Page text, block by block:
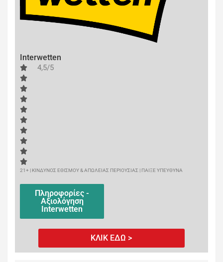
Interwetten
4,5/5
21+ | ΚΙΝΔΥΝΟΣ ΕΘΙΣΜΟΥ & ΑΠΩΛΕΙΑΣ ΠΕΡΙΟΥΣΙΑΣ | ΠΑΙΞΕ ΥΠΕΥΘΥΝΑ
Πληροφορίες -
Αξιολόγηση
Interwetten
ΚΛΙΚ ΕΔΩ >